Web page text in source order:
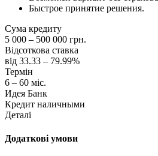
Быстрое принятие решения.
Сума кредиту
5 000 – 500 000 грн.
Відсоткова ставка
від 33.33 – 79.99%
Термін
6 – 60 міс.
Идея Банк
Кредит наличными
Деталі
Додаткові умови